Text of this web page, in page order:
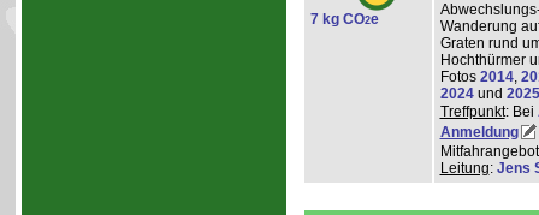
7 kg CO2e
Wanderung
Graten rund
Hochthürmer
Fotos 2014,
2024und 2025
Treffpunkt: Bei
Anmeldung
Leitung: Jens